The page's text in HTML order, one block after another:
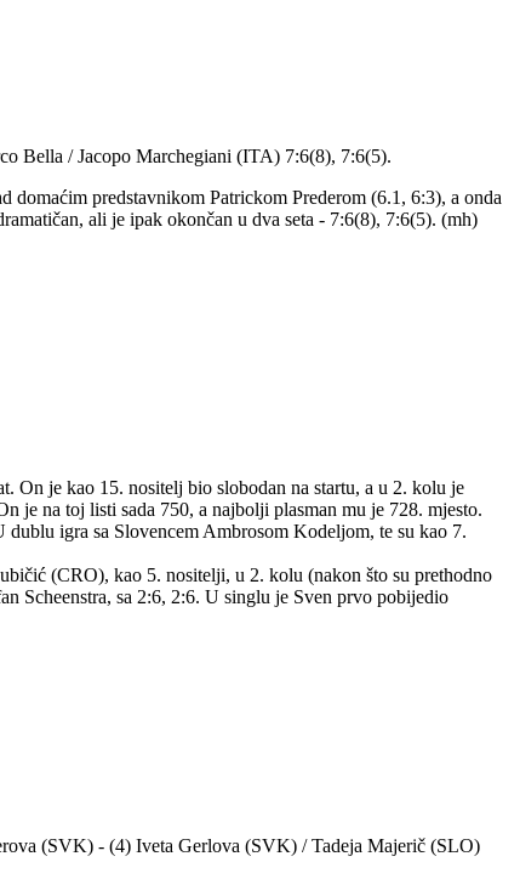
Bella / Jacopo Marchegiani (ITA) 7:6(8), 7:6(5).
domaćim predstavnikom Patrickom Prederom (6.1, 6:3), a onda
ali je ipak okončan u dva seta - 7:6(8), 7:6(5). (mh)
je kao 15. nositelj bio slobodan na startu, a u 2. kolu je
je na toj listi sada 750, a najbolji plasman mu je 728. mjesto.
igra sa Slovencem Ambrosom Kodeljom, te su kao 7.
(CRO), kao 5. nositelji, u 2. kolu (nakon što su prethodno
Scheenstra, sa 2:6, 2:6. U singlu je Sven prvo pobijedio
(SVK) - (4) Iveta Gerlova (SVK) / Tadeja Majerič (SLO)